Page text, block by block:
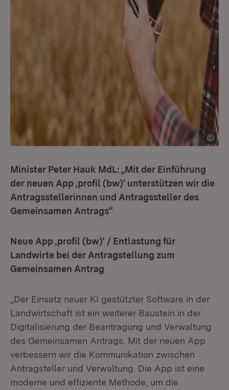
Minister Peter Hauk MdL: „Mit der Einführung
der neuen App ,profil (bw)‘ unterstützen wir die
Antragsstellerinnen und Antragssteller des
Gemeinsamen Antrags“
Neue App ,profil (bw)‘ / Entlastung für
Landwirte bei der Antragstellung zum
Gemeinsamen Antrag
„Der Einsatz neuer KI gestützter Software in der
Landwirtschaft ist ein weiterer Baustein in der
Digitalisierung der Beantragung und Verwaltung
des Gemeinsamen Antrags. Mit der neuen App
verbessern wir die Kommunikation zwischen
Antragsteller und Verwaltung. Die App ist eine
moderne und effiziente Methode, um die